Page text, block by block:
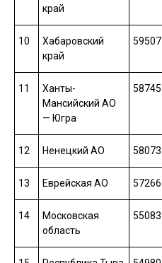
край
10
Хабаровский
край
59507
11
Ханты-
Мансийский АО
— Югра
58745
12 Ненецкий АО 58073
13 Еврейская АО 57266
14
Московская
область
55083